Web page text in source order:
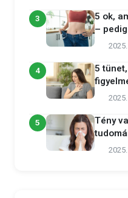
3
5 ok,
–
4
5
5
Tény